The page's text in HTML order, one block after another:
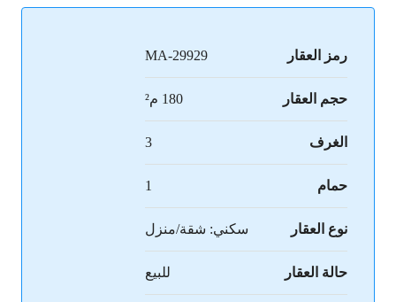
رمز العقار MA-29929
حجم العقار 180 م²
الغرف 3
حمام 1
نوع العقار سكني: شقة/منزل
حالة العقار للبيع